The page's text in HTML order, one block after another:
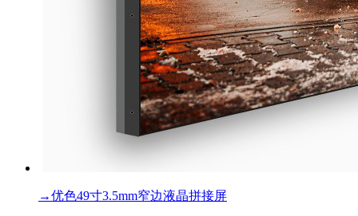
→优色49寸3.5mm窄边液晶拼接屏